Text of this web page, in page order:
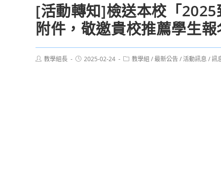
[活動轉知]檢送本校「
附件，敬邀貴校推薦學生報
Post教學組長
Post2025-02-24
Post教學組 /最新公告/活動訊息 /訊